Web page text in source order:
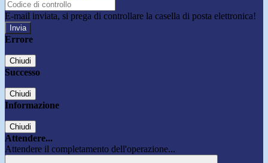
E-mail inviata, si prega di controllare la casella di posta elettronica!
Errore
Chiudi
Successo
Chiudi
Informazione
Chiudi
Attendere...
Attendere il completamento dell'operazione...